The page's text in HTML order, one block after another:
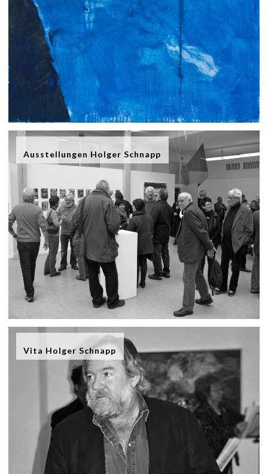
Ausstellungen Holger Schnapp
Vita Holger Schnapp